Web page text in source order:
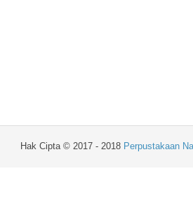
Hak Cipta © 2017 - 2018 Perpustakaan